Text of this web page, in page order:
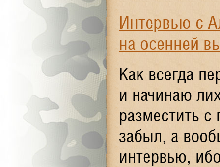
Интервью с
на осенней
Как всегда
и начинаю
разместить
забыл, а
интервью,